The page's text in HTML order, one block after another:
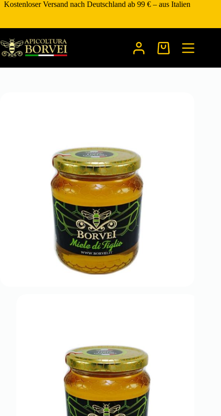
Zum
Kostenloser Versand nach Deutschland ab 99 € – aus Italien
Warenkorb